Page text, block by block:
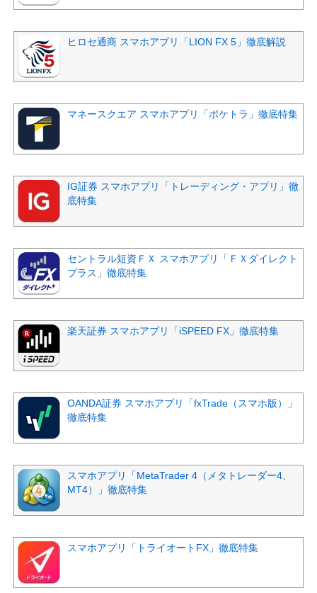
ヒロセ通商 スマホアプリ「LION FX 5」徹底解説
マネースクエア スマホアプリ「ポケトラ」徹底特集
IG証券 スマホアプリ「トレーディング・アプリ」徹
底特集
セントラル短資ＦＸ スマホアプリ「ＦＸダイレクト
プラス」徹底特集
楽天証券 スマホアプリ「iSPEED FX」徹底特集
OANDA証券 スマホアプリ「fxTrade（スマホ版）」
徹底特集
スマホアプリ「MetaTrader 4（メタトレーダー4、
MT4）」徹底特集
スマホアプリ「トライオートFX」徹底特集